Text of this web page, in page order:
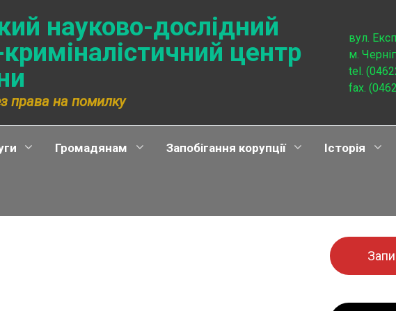
науково-дослідний
центр
права на помилку
вул.
м.
tel.
fax.
Громадянам Запобігання корупції Історія